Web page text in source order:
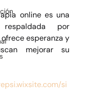
online es una
por
esperanza y
mejorar su
si